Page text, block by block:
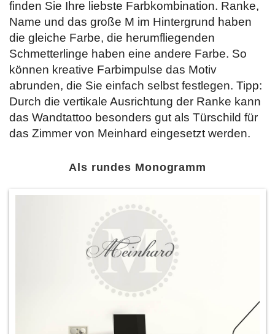
finden Sie Ihre liebste Farbkombination. Ranke,
Name und das große M im Hintergrund haben
die gleiche Farbe, die herumfliegenden
Schmetterlinge haben eine andere Farbe. So
können kreative Farbimpulse das Motiv
abrunden, die Sie einfach selbst festlegen. Tipp:
Durch die vertikale Ausrichtung der Ranke kann
das Wandtattoo besonders gut als Türschild für
das Zimmer von Meinhard eingesetzt werden.
Als rundes Monogramm